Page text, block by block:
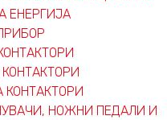
ЕНЕРГИЈА
КОНТАКТОРИ
НОЖНИ ПЕДАЛИ И